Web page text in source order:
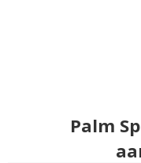
Palm